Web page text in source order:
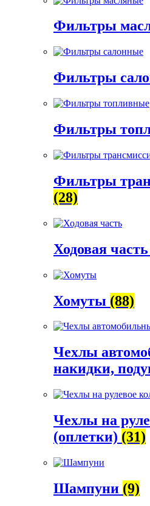
Фильтры
Фильтры
Фильтры
Фильтры
(28)
Ходовая часть
Хомуты (88)
Чехлы
накидки,
Чехлы на
(оплетки) (31)
Шампуни (9)